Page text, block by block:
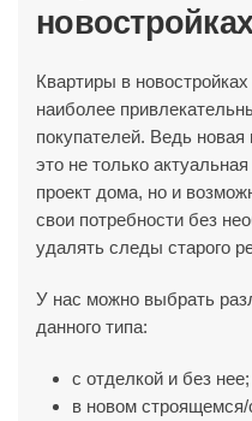
новостройках
Квартиры в
наиболее
покупателей. Ведь новая
это не только
проект дома, но и
свои потребности без
удалять следы старого
У нас можно выбрать
данного типа:
с отделкой и без нее;
в новом